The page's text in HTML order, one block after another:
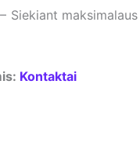
– Siekiant
Kontaktai